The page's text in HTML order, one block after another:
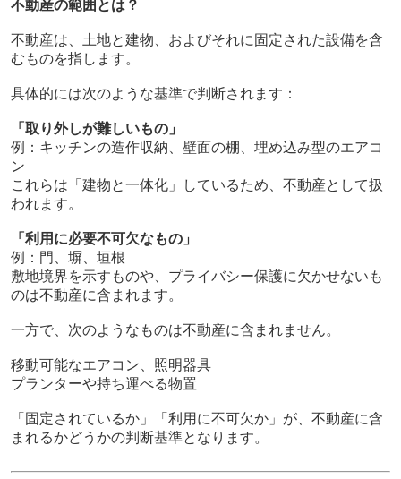
不動産の範囲とは？
不動産は、土地と建物、およびそれに固定された設備を含
むものを指します。
具体的には次のような基準で判断されます：
「取り外しが難しいもの」
例：キッチンの造作収納、壁面の棚、埋め込み型のエアコ
ン
これらは「建物と一体化」しているため、不動産として扱
われます。
「利用に必要不可欠なもの」
例：門、塀、垣根
敷地境界を示すものや、プライバシー保護に欠かせないも
のは不動産に含まれます。
一方で、次のようなものは不動産に含まれません。
移動可能なエアコン、照明器具
プランターや持ち運べる物置
「固定されているか」「利用に不可欠か」が、不動産に含
まれるかどうかの判断基準となります。